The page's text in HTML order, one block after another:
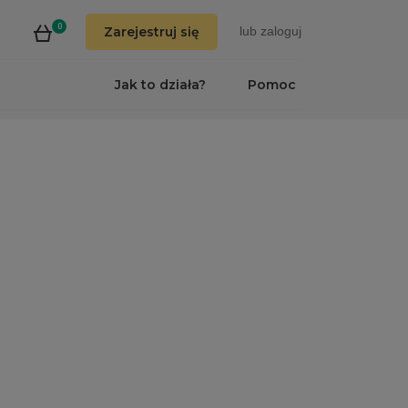
0 Zarejestruj się lub zaloguj
Pomoc
Jak to działa?